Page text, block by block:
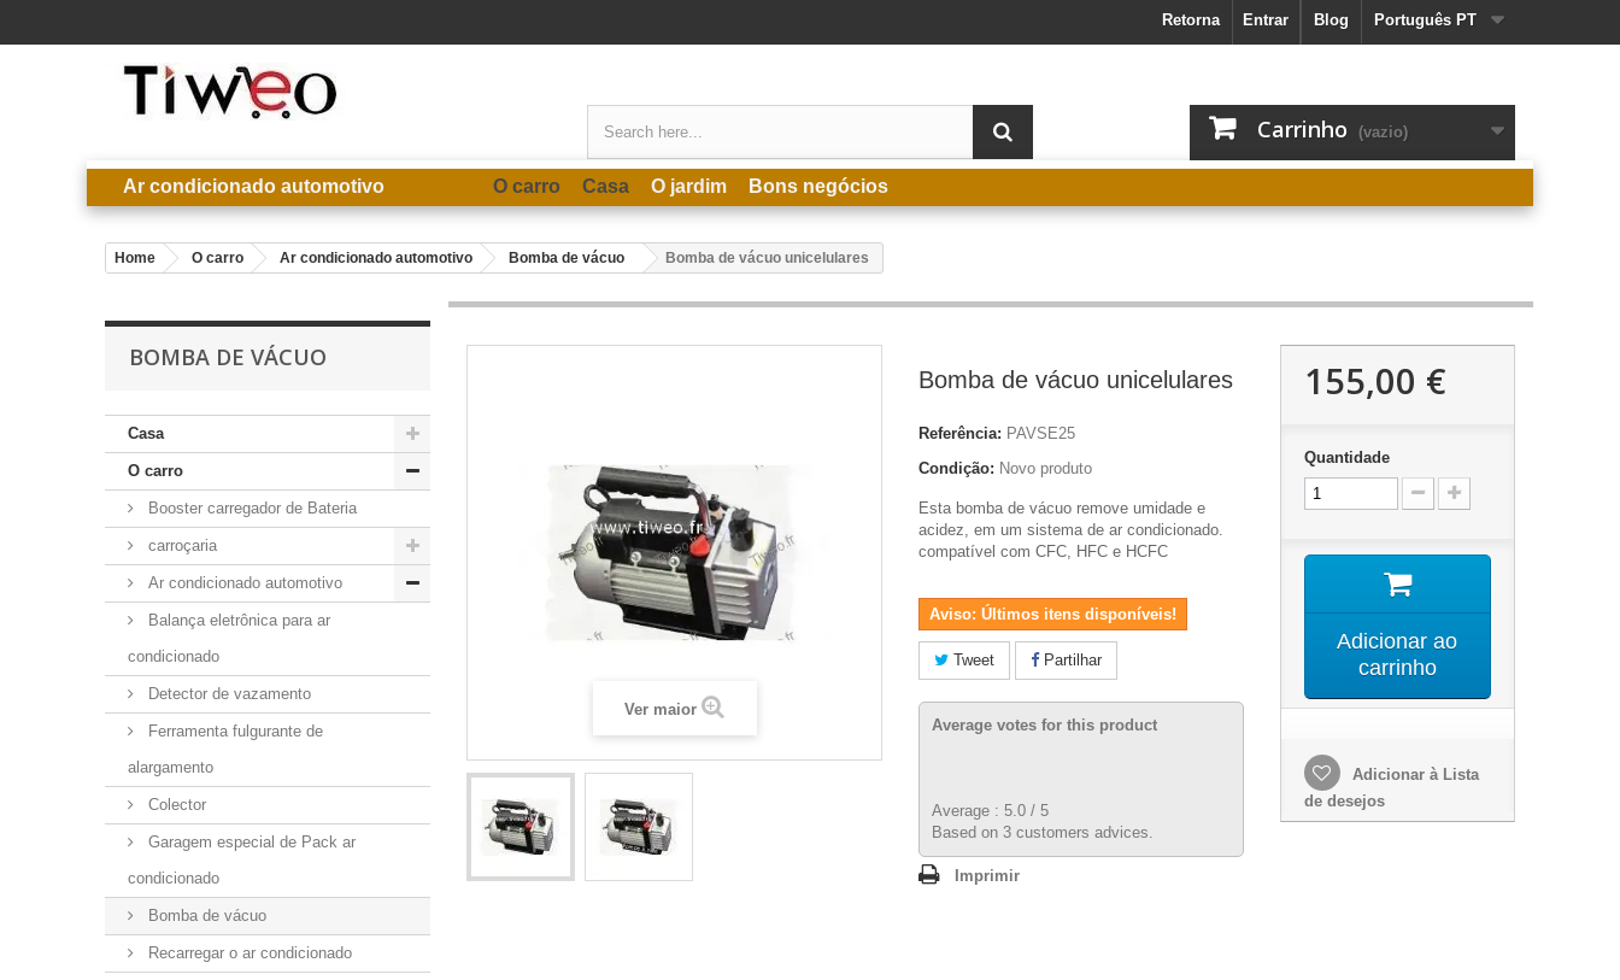
Português PT
Blog
Entrar
Retorna
Carrinho (vazio)
Ar condicionado automotivo O carro Casa O jardim Bons negócios
Home O carro Ar condicionado automotivo Bomba de vácuo Bomba de vácuo unicelulares
BOMBA DE VÁCUO
Casa
O carro
Booster carregador de Bateria
carroçaria
Ar condicionado automotivo
Balança eletrônica para ar
condicionado
Detector de vazamento
Ferramenta fulgurante de
alargamento
Colector
Garagem especial de Pack ar
condicionado
Bomba de vácuo
Recarregar o ar condicionado
Ver maior
Bomba de vácuo unicelulares
Referência: PAVSE25
Condição: Novo produto
Esta bomba de vácuo remove umidade e
acidez, em um sistema de ar condicionado.
compatível com CFC, HFC e HCFC
Aviso: Últimos itens disponíveis!
Tweet Partilhar
Average votes for this product
Average : 5.0 / 5
Based on 3 customers advices.
Imprimir
155,00 €
Quantidade
Adicionar ao
carrinho
Adicionar à Lista
de desejos